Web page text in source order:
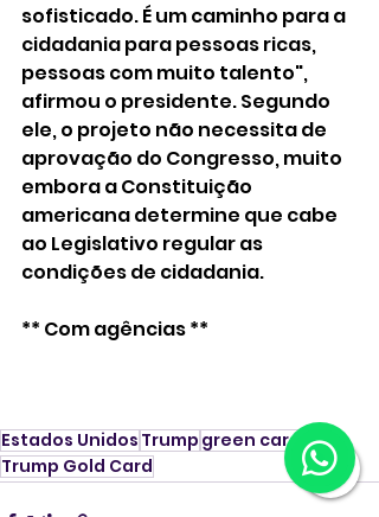
sofisticado. É um caminho para a
cidadania para pessoas ricas,
pessoas com muito talento",
afirmou o presidente. Segundo
ele, o projeto não necessita de
aprovação do Congresso, muito
embora a Constituição
americana determine que cabe
ao Legislativo regular as
condições de cidadania.
** Com agências **
Estados Unidos Trump green card
Trump Gold Card